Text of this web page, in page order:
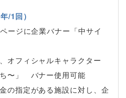
/1回）
ージに企業バナー「中サイ
オフィシャルキャラクター
ち〜」 バナー使用可能
の指定がある施設に対し、企